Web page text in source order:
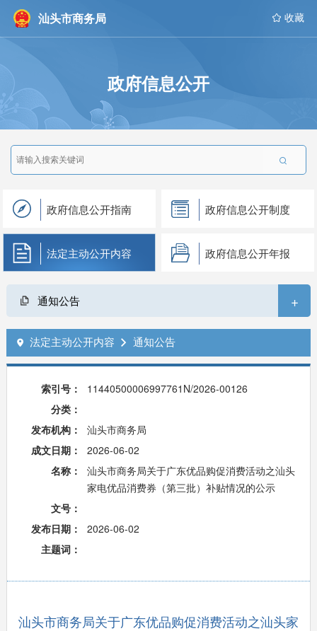
汕头市商务局  收藏
政府信息公开

政府信息公开指南 政府信息公开制度
法定主动公开内容 政府信息公开年报
通知公告 +
 法定主动公开内容  通知公告
索引号：
11440500006997761N/2026-00126
分类：
发布机构：
汕头市商务局
成文日期：
2026-06-02
名称：
汕头市商务局关于广东优品购促消费活动之汕头
家电优品消费券（第三批）补贴情况的公示
文号：
发布日期：
2026-06-02
主题词：
汕头市商务局关于广东优品购促消费活动之汕头家